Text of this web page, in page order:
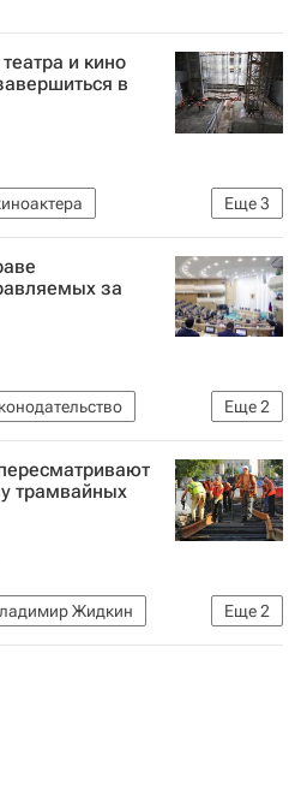
и кино
в
Еще3
Реконструкция
за
Еще2
РФ
трамвайных
Еще2
Жидкин